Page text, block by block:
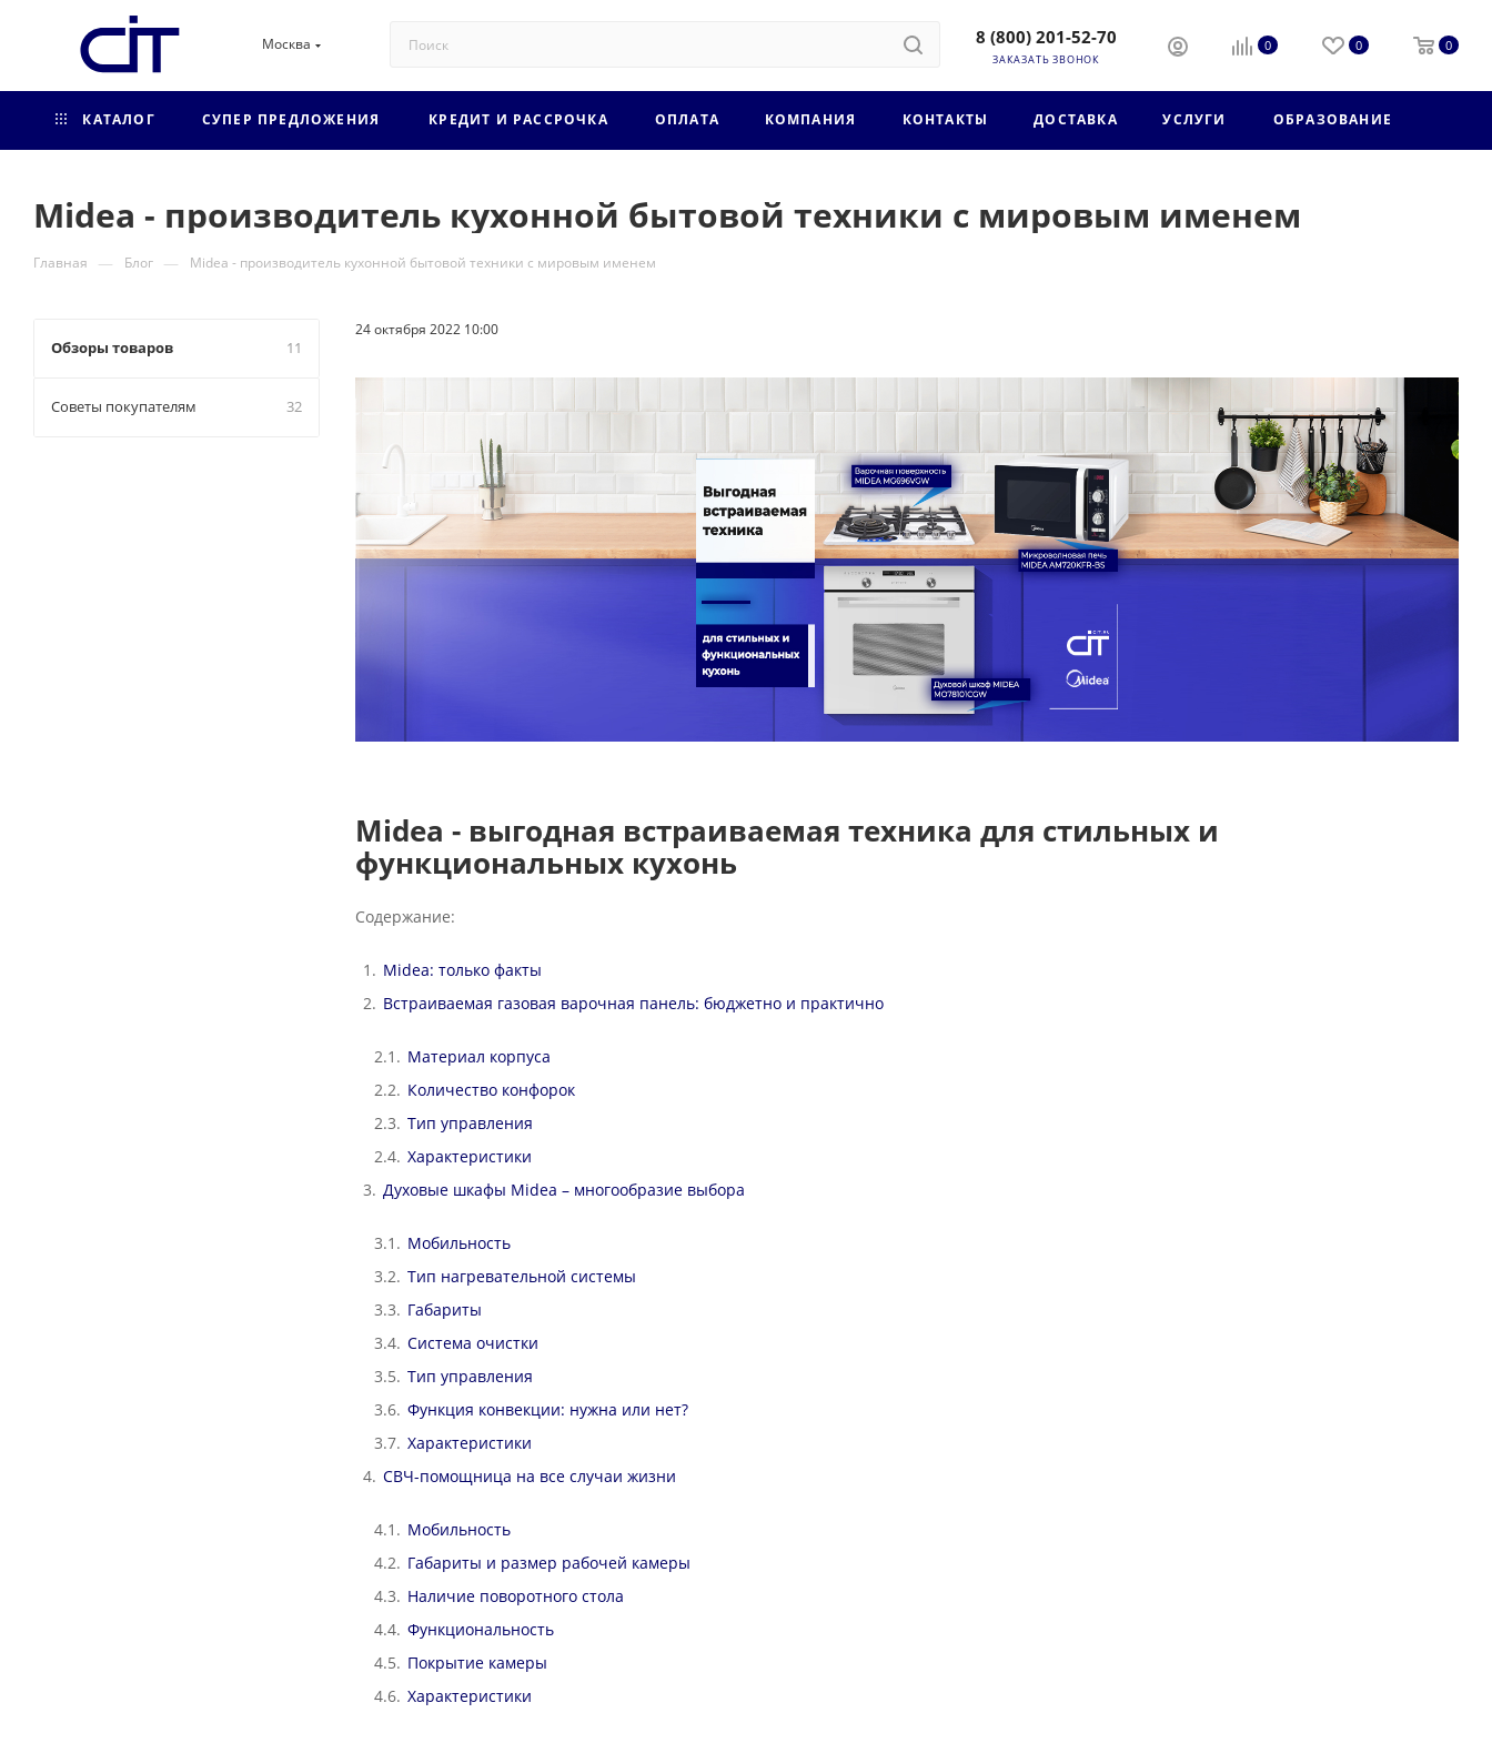
Москва 8 (800) 201-52-70
ЗАКАЗАТЬ ЗВОНОК
0 0 0
КАТАЛОГ СУПЕР ПРЕДЛОЖЕНИЯ КРЕДИТ И РАССРОЧКА ОПЛАТА КОМПАНИЯ КОНТАКТЫ ДОСТАВКА УСЛУГИ ОБРАЗОВАНИЕ
Midea - производитель кухонной бытовой техники с мировым именем
Главная — Блог — Midea - производитель кухонной бытовой техники с мировым именем
24 октября 2022 10:00
Midea - выгодная встраиваемая техника для стильных и
функциональных кухонь
Содержание:
Midea: только факты
Встраиваемая газовая варочная панель: бюджетно и практично
Материал корпуса
Количество конфорок
Тип управления
Характеристики
Духовые шкафы Midea – многообразие выбора
Мобильность
Тип нагревательной системы
Габариты
Система очистки
Тип управления
Функция конвекции: нужна или нет?
Характеристики
СВЧ-помощница на все случаи жизни
Мобильность
Габариты и размер рабочей камеры
Наличие поворотного стола
Функциональность
Покрытие камеры
Характеристики
Обзоры товаров 11
Советы покупателям 32